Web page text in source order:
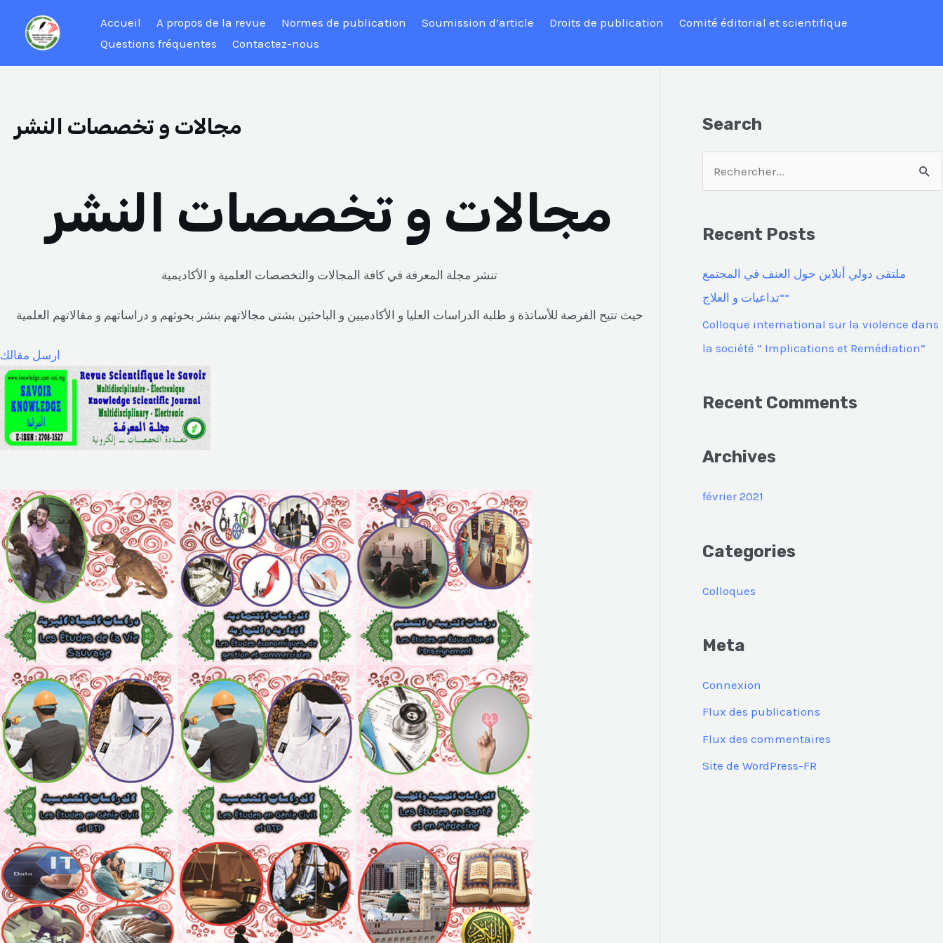
contenu
Accueil A propos de la revue Normes de publication Soumission d’article Droits de publication
Comité éditorial et scientifique
Questions fréquentes
Contactez-nous
مجالات و تخصصات النشر
مجالات و تخصصات النشر
تنشر مجلة المعرفة في كافة المجالات والتخصصات العلمية و الأكاديمية
حيث تتيح الفرصة للأساتذة و طلبة الدراسات العليا و الأكادميين و الباحثين بشتى مجالاتهم بنشر بحوثهم و دراساتهم و مقالاتهم العلمية
ارسل مقالك
Search
e
r
c
h
Recent Posts
ملتقى دولي أنلاين حول العنف في المجتمع
“تداعيات و العلاج”
Colloque international sur la violence dans
la société ” Implications et Remédiation”
Recent Comments
Archives
février 2021
Categories
Colloques
Meta
Connexion
Flux des publications
Flux des commentaires
Site de WordPress-FR